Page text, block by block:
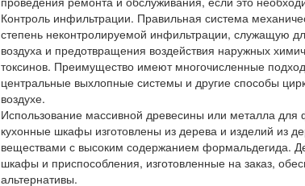
Контроль инфильтрации. Правильная система
степень неконтролируемой инфильтрации, служащую
воздуха и предотвращения воздействия наружных
токсинов. Преимущество имеют многочисленные
центральные выхлопные системы и другие способы
воздухе.
Использование массивной древесины или металла для
кухонные шкафы изготовлены из дерева и изделий из
веществами с высоким содержанием формальдегида.
шкафы и приспособления, изготовленные на заказ,
альтернативы.